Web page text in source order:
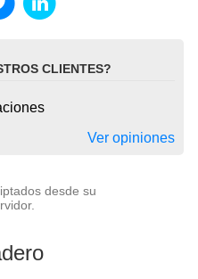
CLIENTES?
Ver opiniones
desde su